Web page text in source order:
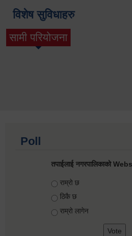
विशेष सुविधाहरु
सामी परियोजना
(active tab)
Poll
तपाईलाई नगरपालिकाको
Choices
राम्रो छ
ठिकै छ
राम्रो लागेन